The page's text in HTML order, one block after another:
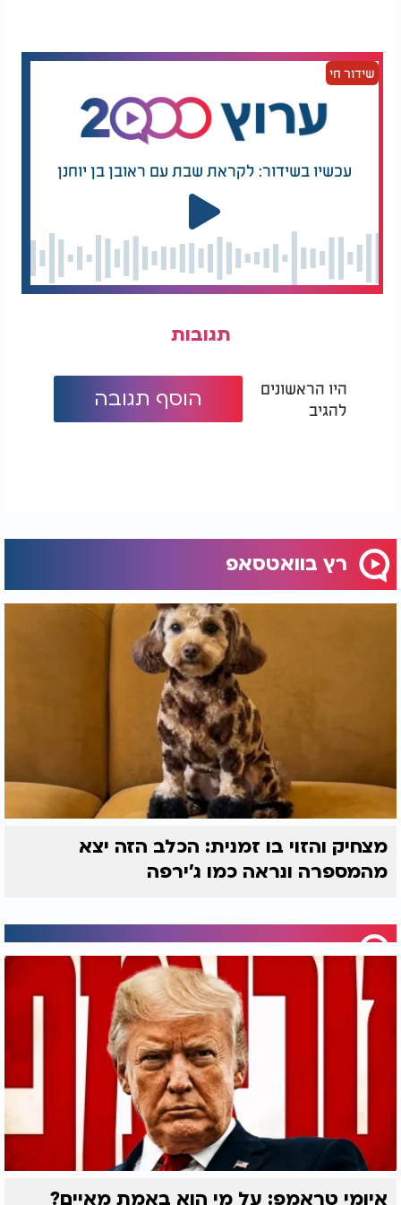
במקביל היא דואגת לאחסן במקום בטוח את החפצים
החשובים ביותר, כמו דרכון, מחשב נייד ותכשיטים
שאינם בשימוש. גם אם הסיכוי שייעלמו נמוך, הידיעה
שהם שמורים מעניקה לה שקט נפשי בזמן שהיא
עוד הרגל שימושי הוא לקבוע מקום קבוע ליד הדלת
עבור הדברים החשובים. כרטיס החדר, מפתחות הרכב,
קרם הגנה ועוד תמיד מונחים באותה נקודה, מה שמונע
חיפושים מיותרים רגע לפני שיוצאים מהחדר.
גם המטענים זוכים לטיפול מיד עם ההגעה. במקום
מאתרת אותם מראש ומחברת את כל המכשירים
ואולי הטיפ המפתיע ביותר הוא לצלם פרטים חשובים.
מספר החדר, מקום החניה, כרטיס החניה או מפת
המתחם הם דברים שקל מאוד לשכוח אחרי יום עמוס
והתרוצצויות מיותרות בהמשך החופשה.
שידור חי
עכשיו בשידור: לקראת שבת עם ראובן בן יוחנן
תגובות
היו הראשונים
להגיב
הוסף תגובה
רץ בוואטסאפ
מצחיק והזוי בו זמנית: הכלב הזה יצא
מהמספרה ונראה כמו ג'ירפה
איומי טראמפ: על מי הוא באמת מאיים?